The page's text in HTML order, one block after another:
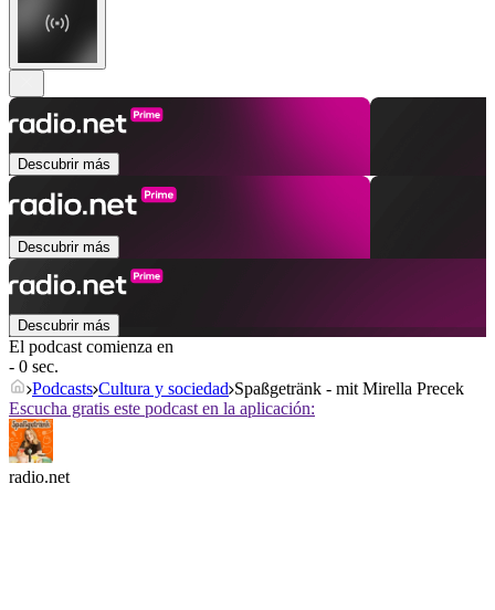
Descubrir más
Descubrir más
Descubrir más
El podcast comienza en
- 0 sec.
Podcasts Cultura y sociedad Spaßgetränk - mit Mirella Precek
Escucha gratis este podcast en la aplicación:
radio.net